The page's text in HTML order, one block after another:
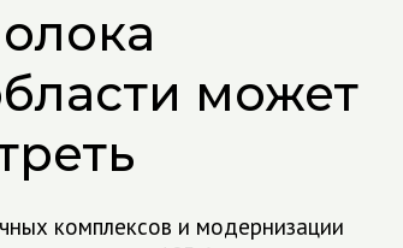
может
комплексов и модернизации